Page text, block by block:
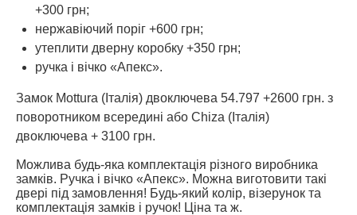
+300 грн;
нержавіючий поріг +600 грн;
утеплити дверну коробку +350 грн;
ручка і вічко «Апекс».
Замок Mottura (Італія) двоключева 54.797 +2600 грн. з
поворотником всередині або Chiza (Італія)
двоключева + 3100 грн.
Можлива будь-яка комплектація різного виробника
замків. Ручка і вічко «Апекс». Можна виготовити такі
двері під замовлення! Будь-який колір, візерунок та
комплектація замків і ручок! Ціна та ж.